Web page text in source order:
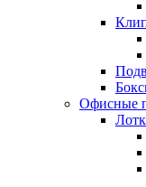
Офисные